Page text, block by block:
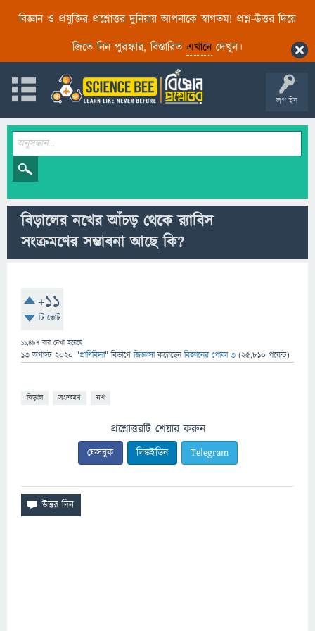
বিজ্ঞান ও প্রযুক্তির প্রশ্নোত্তর দুনিয়ায় আপনাকে স্বাগতম! প্রশ্ন-উত্তর দিয়ে
জিতে নিন পুরস্কার, বিস্তারিত এখানেদেখুন।
লগ ইন
বিড়ালের নখের আঁচড় থেকে র‍্যাবিস
সংক্রমণের সম্ভাবনা আছে কি?
+11
টি ভোট
11,497 বার দেখা হয়েছে
13 অগাস্ট 2020 "প্রাণিবিদ্যা" বিভাগে জিজ্ঞাসাকরেছেনবিজ্ঞানের পোকা ৩ (25,810 পয়েন্ট)
বিড়াল সংক্রমণ নখ
প্রশ্নোত্তরটি শেয়ার করুন
ফেসবুক লিঙ্কইডিন Telegram